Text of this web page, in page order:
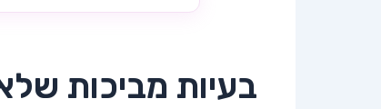
בעיות מביכות